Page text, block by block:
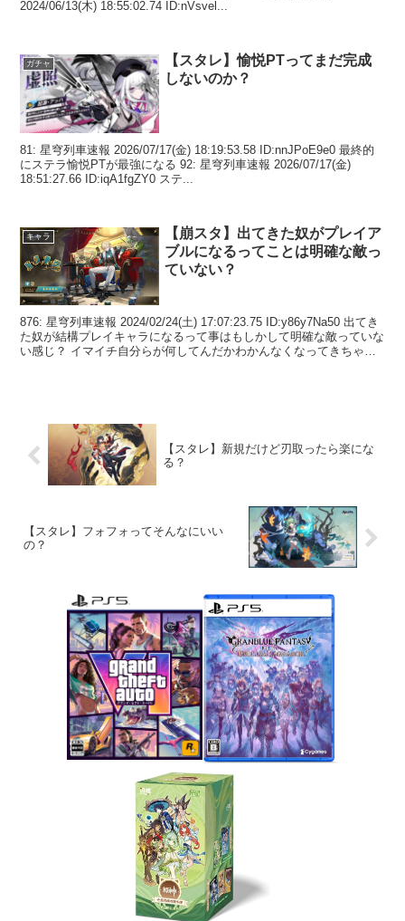
2024/06/13(木) 18:55:02.74 ID:nVsvel...
ガチャ
【スタレ】愉悦PTってまだ完成
しないのか？
81: 星穹列車速報 2026/07/17(金) 18:19:53.58 ID:nnJPoE9e0 最終的
にステラ愉悦PTが最強になる 92: 星穹列車速報 2026/07/17(金)
18:51:27.66 ID:iqA1fgZY0 ステ...
キャラ
【崩スタ】出てきた奴がプレイア
ブルになるってことは明確な敵っ
ていない？
876: 星穹列車速報 2024/02/24(土) 17:07:23.75 ID:y86y7Na50 出てき
た奴が結構プレイキャラになるって事はもしかして明確な敵っていな
い感じ？ イマイチ自分らが何してんだかわかんなくなってきちゃっ
【スタレ】新規だけど刃取ったら楽にな
る？
【スタレ】フォフォってそんなにいい
の？